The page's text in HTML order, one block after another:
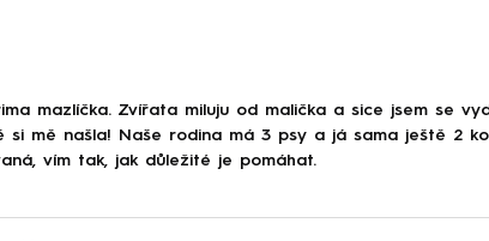
mazlíčka. Zvířata miluju od malička a sice jsem se
si mě našla! Naše rodina má 3 psy a já sama ještě 2
vím tak, jak důležité je pomáhat.